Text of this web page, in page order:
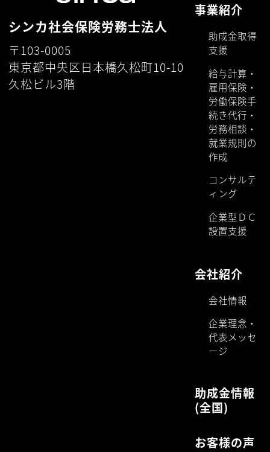
シンカ社会保険労務士法人
〒103-0005
東京都中央区日本橋久松町10-10
久松ビル3階
事業紹介
助成金取得
支援
給与計算・
雇用保険・
労働保険手
続き代行・
労務相談・
就業規則の
作成
コンサルテ
ィング
企業型ＤＣ
設置支援
会社紹介
会社情報
企業理念・
代表メッセ
ージ
助成金情報
(全国)
お客様の声